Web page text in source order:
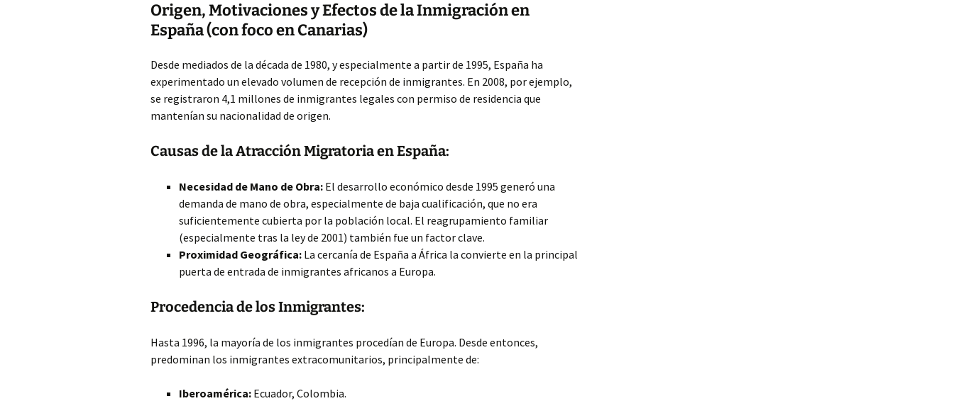
Origen, Motivaciones y Efectos de la Inmigración en
España (con foco en Canarias)
Desde mediados de la década de 1980, y especialmente a partir de 1995, España ha
experimentado un elevado volumen de recepción de inmigrantes. En 2008, por ejemplo,
se registraron 4,1 millones de inmigrantes legales con permiso de residencia que
mantenían su nacionalidad de origen.
Causas de la Atracción Migratoria en España:
Necesidad de Mano de Obra: El desarrollo económico desde 1995 generó una
demanda de mano de obra, especialmente de baja cualificación, que no era
suficientemente cubierta por la población local. El reagrupamiento familiar
(especialmente tras la ley de 2001) también fue un factor clave.
Proximidad Geográfica: La cercanía de España a África la convierte en la principal
puerta de entrada de inmigrantes africanos a Europa.
Procedencia de los Inmigrantes:
Hasta 1996, la mayoría de los inmigrantes procedían de Europa. Desde entonces,
predominan los inmigrantes extracomunitarios, principalmente de:
Iberoamérica: Ecuador, Colombia.